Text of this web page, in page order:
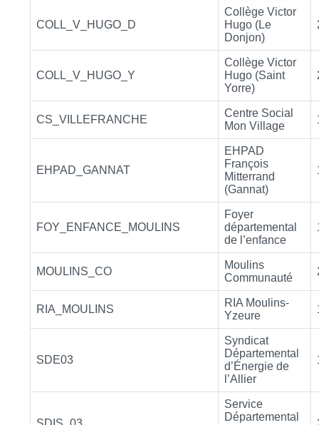
COLL_V_HUGO_D
Collège Victor
Hugo (Le
Donjon)
COLL_V_HUGO_Y
Collège Victor
Hugo (Saint
Yorre)
CS_VILLEFRANCHE
Centre Social
Mon Village
EHPAD_GANNAT
EHPAD
François
Mitterrand
(Gannat)
FOY_ENFANCE_MOULINS
Foyer
départemental
de l’enfance
MOULINS_CO
Moulins
Communauté
RIA_MOULINS
RIA Moulins-
Yzeure
SDE03
Syndicat
Départemental
d’Énergie de
l’Allier
Service
Départemental